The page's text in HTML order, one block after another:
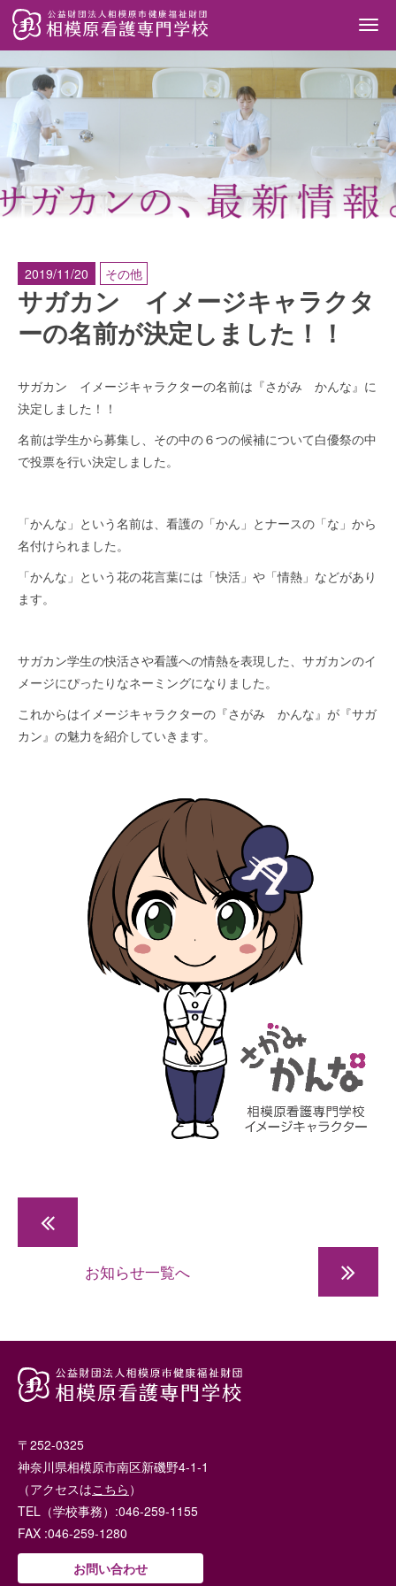
2019/11/20 その他
サガカン イメージキャラクタ
ーの名前が決定しました！！
サガカン イメージキャラクターの名前は『さがみ かんな』に
決定しました！！
名前は学生から募集し、その中の６つの候補について白優祭の中
で投票を行い決定しました。
「かんな」という名前は、看護の「かん」とナースの「な」から
名付けられました。
「かんな」という花の花言葉には「快活」や「情熱」などがあり
ます。
サガカン学生の快活さや看護への情熱を表現した、サガカンのイ
メージにぴったりなネーミングになりました。
これからはイメージキャラクターの『さがみ かんな』が『サガ
カン』の魅力を紹介していきます。
お知らせ一覧へ 新型コロ
〒252-0325
神奈川県相模原市南区新磯野4-1-1
（アクセスはこちら ）
TEL（学校事務）:046-259-1155
FAX :046-259-1280
お問い合わせ